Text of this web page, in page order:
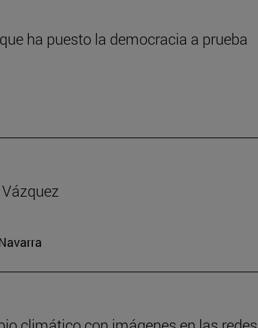
ha puesto la democracia a prueba